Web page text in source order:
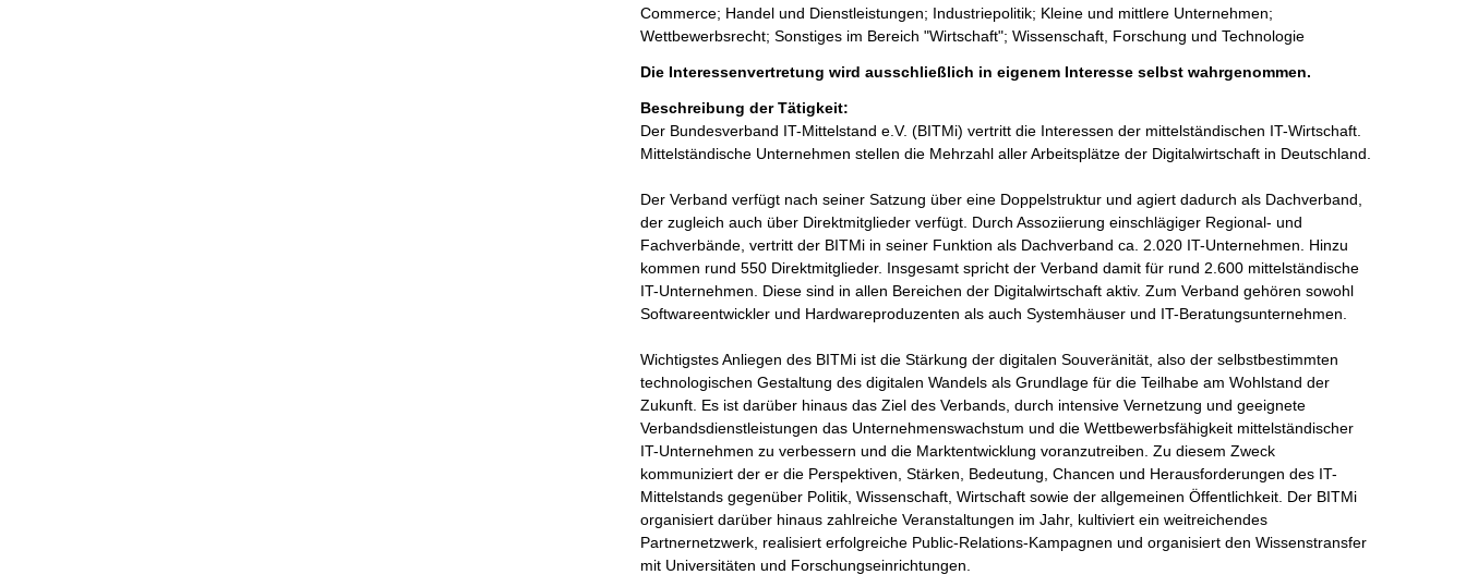
Commerce; Handel und Dienstleistungen; Industriepolitik; Kleine und mittlere Unternehmen;
Wettbewerbsrecht; Sonstiges im Bereich "Wirtschaft"; Wissenschaft, Forschung und Technologie
Die Interessenvertretung wird ausschließlich in eigenem Interesse selbst wahrgenommen.
Beschreibung der Tätigkeit:
Der Bundesverband IT-Mittelstand e.V. (BITMi) vertritt die Interessen der mittelständischen IT-Wirtschaft.
Mittelständische Unternehmen stellen die Mehrzahl aller Arbeitsplätze der Digitalwirtschaft in Deutschland.
Der Verband verfügt nach seiner Satzung über eine Doppelstruktur und agiert dadurch als Dachverband,
der zugleich auch über Direktmitglieder verfügt. Durch Assoziierung einschlägiger Regional- und
Fachverbände, vertritt der BITMi in seiner Funktion als Dachverband ca. 2.020 IT-Unternehmen. Hinzu
kommen rund 550 Direktmitglieder. Insgesamt spricht der Verband damit für rund 2.600 mittelständische
IT-Unternehmen. Diese sind in allen Bereichen der Digitalwirtschaft aktiv. Zum Verband gehören sowohl
Softwareentwickler und Hardwareproduzenten als auch Systemhäuser und IT-Beratungsunternehmen.
Wichtigstes Anliegen des BITMi ist die Stärkung der digitalen Souveränität, also der selbstbestimmten
technologischen Gestaltung des digitalen Wandels als Grundlage für die Teilhabe am Wohlstand der
Zukunft. Es ist darüber hinaus das Ziel des Verbands, durch intensive Vernetzung und geeignete
Verbandsdienstleistungen das Unternehmenswachstum und die Wettbewerbsfähigkeit mittelständischer
IT-Unternehmen zu verbessern und die Marktentwicklung voranzutreiben. Zu diesem Zweck
kommuniziert der er die Perspektiven, Stärken, Bedeutung, Chancen und Herausforderungen des IT-
Mittelstands gegenüber Politik, Wissenschaft, Wirtschaft sowie der allgemeinen Öffentlichkeit. Der BITMi
organisiert darüber hinaus zahlreiche Veranstaltungen im Jahr, kultiviert ein weitreichendes
Partnernetzwerk, realisiert erfolgreiche Public-Relations-Kampagnen und organisiert den Wissenstransfer
mit Universitäten und Forschungseinrichtungen.